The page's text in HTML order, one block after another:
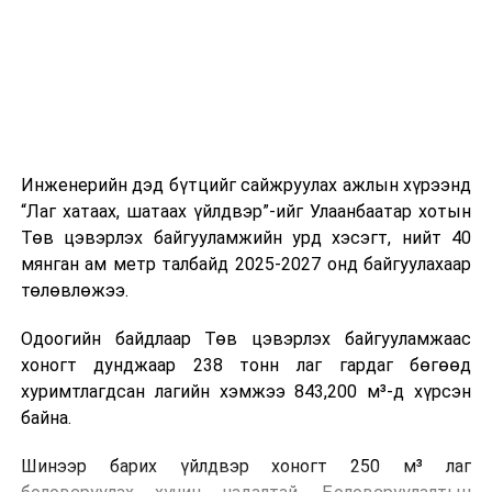
өдөр тутмын ажлын бэлэн байдлыг хангах зэрэг
практик ур чадварыг сургалтын хөтөлбөрт тусгажээ.
Сургалтыг танилцуулах лекц, асуулт-хариулт,
жишээнд суурилсан сургалт, багаар ажиллах дасгал,
танилцах, онцгой нөхцөлд ажиллах дадлага зэрэг
онол, практик хосолсон хэлбэрээр зохион байгуулж
байна.
зохион байгуулах Үндэсний хорооны Ажлын алба,
Инженерийн дэд бүтцийг сайжруулах ажлын хүрээнд
“Лаг хатаах, шатаах үйлдвэр”-ийг Улаанбаатар хотын
Төв цэвэрлэх байгууламжийн урд хэсэгт, нийт 40
мянган ам метр талбайд 2025-2027 онд байгуулахаар
төлөвлөжээ.
Одоогийн байдлаар Төв цэвэрлэх байгууламжаас
хоногт дунджаар 238 тонн лаг гардаг бөгөөд
хуримтлагдсан лагийн хэмжээ 843,200 м³-д хүрсэн
байна.
Шинээр барих үйлдвэр хоногт 250 м³ лаг